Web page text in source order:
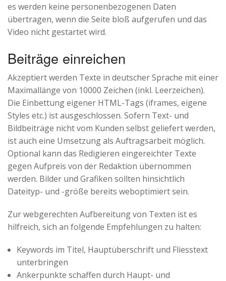
es werden keine personenbezogenen Daten
übertragen, wenn die Seite bloß aufgerufen und das
Video nicht gestartet wird.
Beiträge einreichen
Akzeptiert werden Texte in deutscher Sprache mit einer
Maximallänge von 10000 Zeichen (inkl. Leerzeichen).
Die Einbettung eigener HTML-Tags (iframes, eigene
Styles etc.) ist ausgeschlossen. Sofern Text- und
Bildbeiträge nicht vom Kunden selbst geliefert werden,
ist auch eine Umsetzung als Auftragsarbeit möglich.
Optional kann das Redigieren eingereichter Texte
gegen Aufpreis von der Redaktion übernommen
werden. Bilder und Grafiken sollten hinsichtlich
Dateityp- und -größe bereits weboptimiert sein.
Zur webgerechten Aufbereitung von Texten ist es
hilfreich, sich an folgende Empfehlungen zu halten:
Keywords im Titel, Hauptüberschrift und Fliesstext
unterbringen
Ankerpunkte schaffen durch Haupt- und